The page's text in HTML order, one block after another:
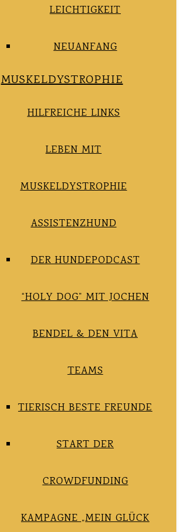
LEICHTIGKEIT
NEUANFANG
MUSKELDYSTROPHIE
HILFREICHE LINKS
LEBEN MIT
MUSKELDYSTROPHIE
ASSISTENZHUND
DER HUNDEPODCAST
“HOLY DOG” MIT JOCHEN
BENDEL & DEN VITA
TEAMS
TIERISCH BESTE FREUNDE
START DER
CROWDFUNDING
KAMPAGNE „MEIN GLÜCK